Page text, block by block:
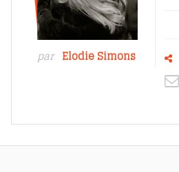
par Elodie Simons